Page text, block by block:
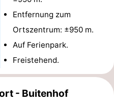
Entfernung zum
Ortszentrum: ±950 m.
Auf Ferienpark.
Freistehend.
- Buitenhof